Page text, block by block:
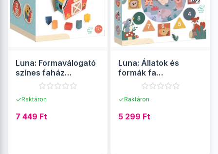
Luna: Formaválogató
színes faház
készségfejlesztő
✓Raktáron
7 449 Ft
Luna: Állatok és
formák fa
formaillesztő óra
játék
✓Raktáron
5 299 Ft